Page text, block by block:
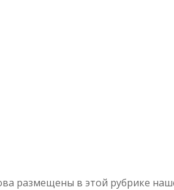
размещены в этой рубрике